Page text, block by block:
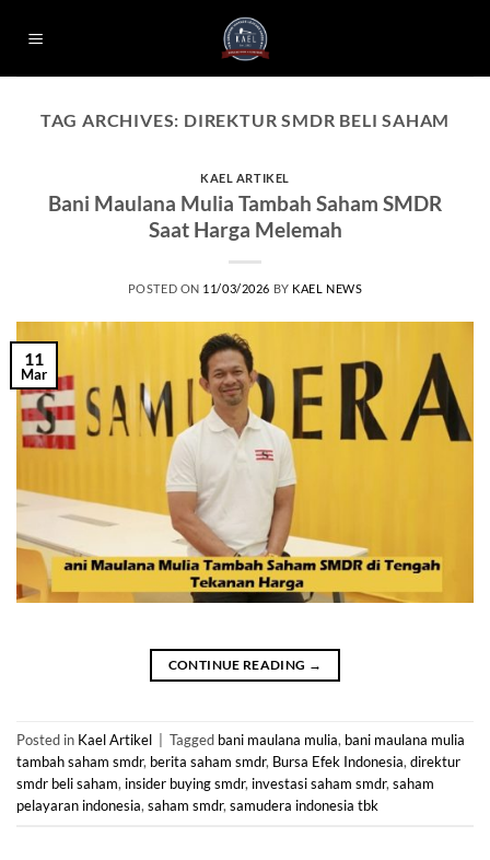
TAG ARCHIVES: DIREKTUR SMDR BELI SAHAM
KAEL ARTIKEL
Bani Maulana Mulia Tambah Saham SMDR
Saat Harga Melemah
POSTED ON 11/03/2026 BY KAEL NEWS
11
Mar
CONTINUE READING →
Posted in Kael Artikel Tagged bani maulana mulia, bani maulana mulia
tambah saham smdr, berita saham smdr, Bursa Efek Indonesia,direktur
smdr beli saham, insider buying smdr, investasi saham smdr,saham
pelayaran indonesia,saham smdr,samudera indonesia tbk